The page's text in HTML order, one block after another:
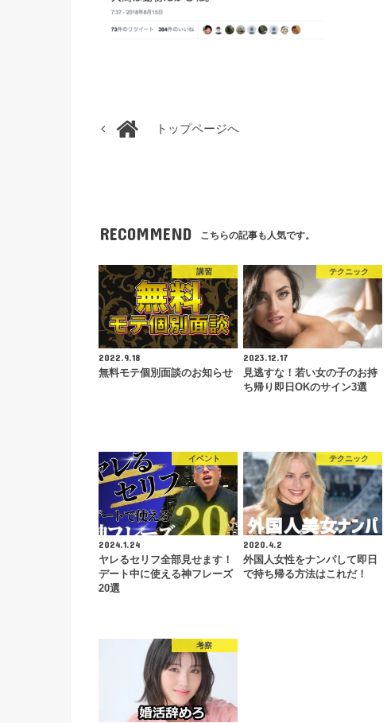
トップページへ
RECOMMEND こちらの記事も人気です。
講習
2022.9.18
無料モテ個別面談のお知らせ
テクニック
2023.12.17
見逃すな！若い女の子のお持
ち帰り即日OKのサイン3選
イベント
2024.1.24
ヤレるセリフ全部見せます！
デート中に使える神フレーズ
20選
テクニック
2020.4.2
外国人女性をナンパして即日
で持ち帰る方法はこれだ！
考察